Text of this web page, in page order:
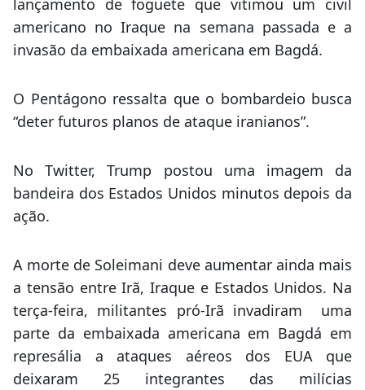
lançamento de foguete que vitimou um civil
americano no Iraque na semana passada e a
invasão da embaixada americana em Bagdá.
O Pentágono ressalta que o bombardeio busca
“deter futuros planos de ataque iranianos”.
No Twitter, Trump postou uma imagem da
bandeira dos Estados Unidos minutos depois da
ação.
A morte de Soleimani deve aumentar ainda mais
a tensão entre Irã, Iraque e Estados Unidos. Na
terça-feira, militantes pró-Irã invadiram uma
parte da embaixada americana em Bagdá em
represália a ataques aéreos dos EUA que
deixaram 25 integrantes das milícias